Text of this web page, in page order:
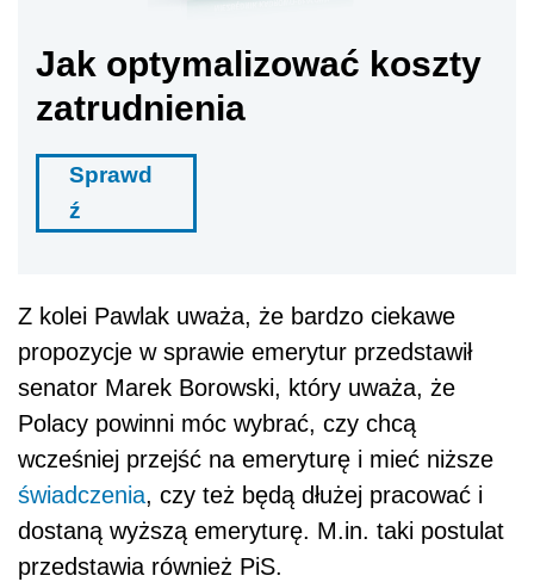
Jak optymalizować koszty
zatrudnienia
Sprawd
ź
Z kolei Pawlak uważa, że bardzo ciekawe
propozycje w sprawie emerytur przedstawił
senator Marek Borowski, który uważa, że
Polacy powinni móc wybrać, czy chcą
wcześniej przejść na emeryturę i mieć niższe
świadczenia, czy też będą dłużej pracować i
dostaną wyższą emeryturę. M.in. taki postulat
przedstawia również PiS.